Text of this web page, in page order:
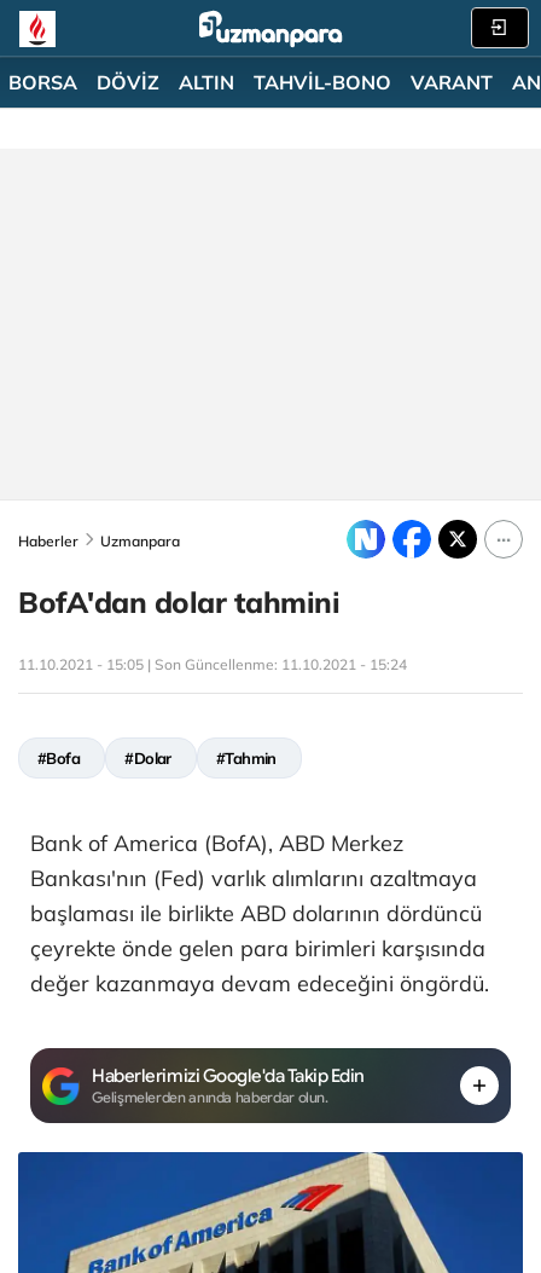
BORSA DÖVİZ ALTIN TAHVİL-BONO VARANT
Haberler Uzmanpara
BofA'dan dolar tahmini
11.10.2021 - 15:05 | Son Güncellenme: 11.10.2021 - 15:24
#Bofa #Dolar #Tahmin
Bank of America (BofA), ABD Merkez
Bankası'nın (Fed) varlık alımlarını azaltmaya
başlaması ile birlikte ABD dolarının dördüncü
çeyrekte önde gelen para birimleri karşısında
değer kazanmaya devam edeceğini öngördü.
Haberlerimizi Google'da Takip Edin
Gelişmelerden anında haberdar olun.